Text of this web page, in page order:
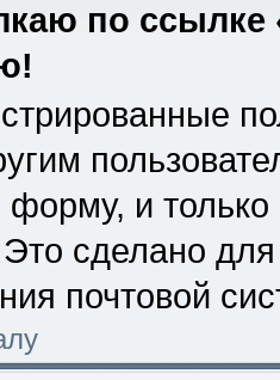
по ссылке
и только
сделано
почтовой